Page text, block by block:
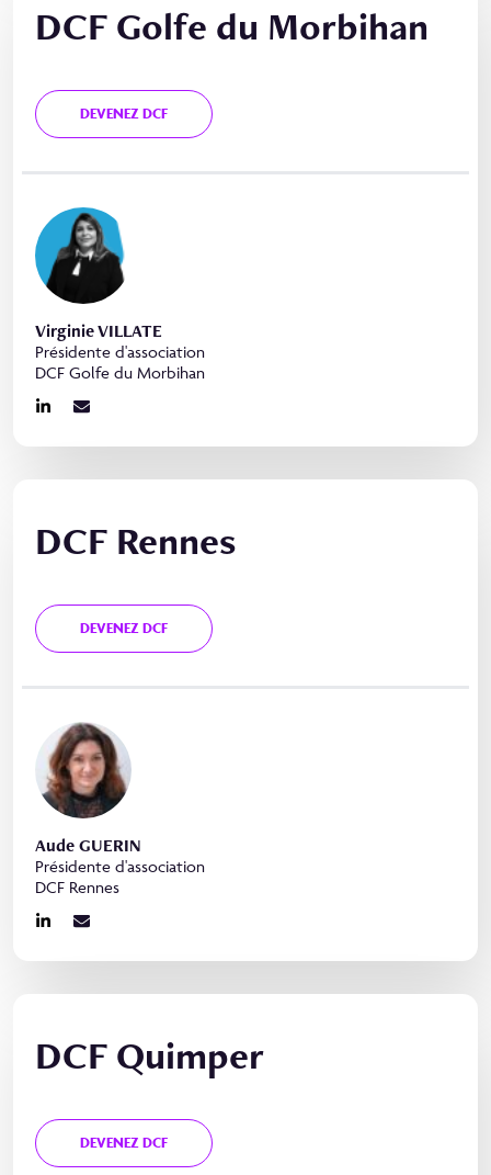
DCF Golfe du Morbihan
DEVENEZ DCF
Virginie VILLATE
Présidente d'association
DCF Golfe du Morbihan
DCF Rennes
DEVENEZ DCF
Aude GUERIN
Présidente d'association
DCF Rennes
DCF Quimper
DEVENEZ DCF